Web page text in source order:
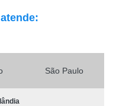
São Paulo